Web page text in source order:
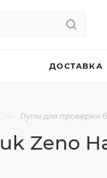
ДОСТАВКА
— Лупы для проверки
Zeno